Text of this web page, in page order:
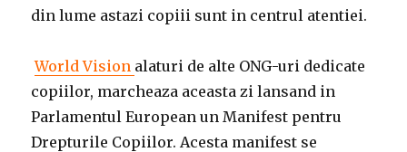
din lume astazi copiii sunt in centrul atentiei.
World Vision alaturi de alte ONG-uri dedicate
copiilor, marcheaza aceasta zi lansand in
Parlamentul European un Manifest pentru
Drepturile Copiilor. Acesta manifest se